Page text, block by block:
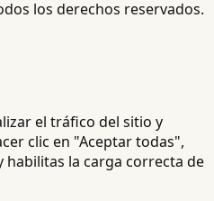
los derechos reservados.
el tráfico del sitio y
clic en "Aceptar todas",
habilitas la carga correcta de